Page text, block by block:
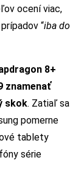
ocení viac,
“iba do
8+
znamenať
skok. Zatiaľ sa
pomerne
tablety
série